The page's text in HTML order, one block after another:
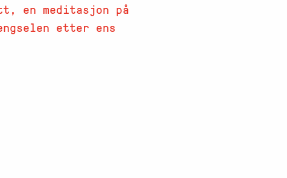
en meditasjon på
etter ens